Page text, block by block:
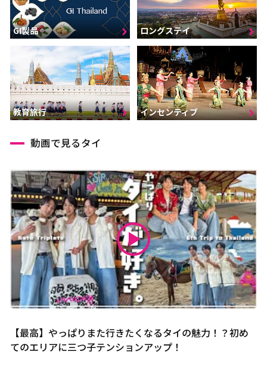
GI製品 ロングステイ
教育旅行 インセンティブ
動画で見るタイ
【最高】やっぱりまた行きたくなるタイの魅力！？初め
てのエリアに三つ子テンションアップ！